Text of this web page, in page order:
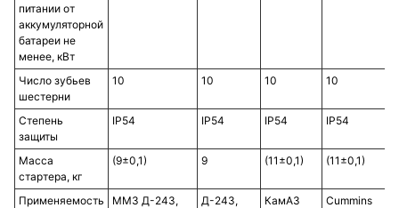
питании от
аккумуляторной
батареи не
менее, кВт
Число зубьев
шестерни
10 10 10 10
Степень
защиты
IP54 IP54 IP54 IP54
Масса
стартера, кг
(9±0,1) 9 (11±0,1) (11±0,1)
Применяемость
ММЗ Д-243,
Д-243,
КамАЗ
Cummins